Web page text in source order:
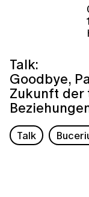
Talk:
Goodbye,
Zukunft
Talk